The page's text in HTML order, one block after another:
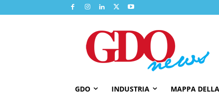
GDO INDUSTRIA MAPPA